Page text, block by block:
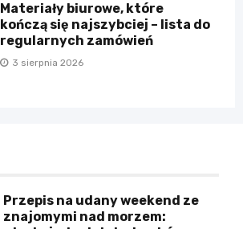
Materiały biurowe, które
kończą się najszybciej – lista do
regularnych zamówień
3 sierpnia 2026
Przepis na udany weekend ze
znajomymi nad morzem: